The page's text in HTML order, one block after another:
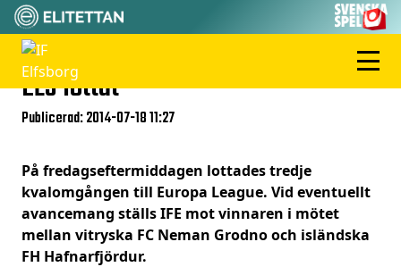
EL3 lottat
Publicerad: 2014-07-18 11:27
På fredagseftermiddagen lottades tredje
kvalomgången till Europa League. Vid eventuellt
avancemang ställs IFE mot vinnaren i mötet
mellan vitryska FC Neman Grodno och isländska
FH Hafnarfjördur.